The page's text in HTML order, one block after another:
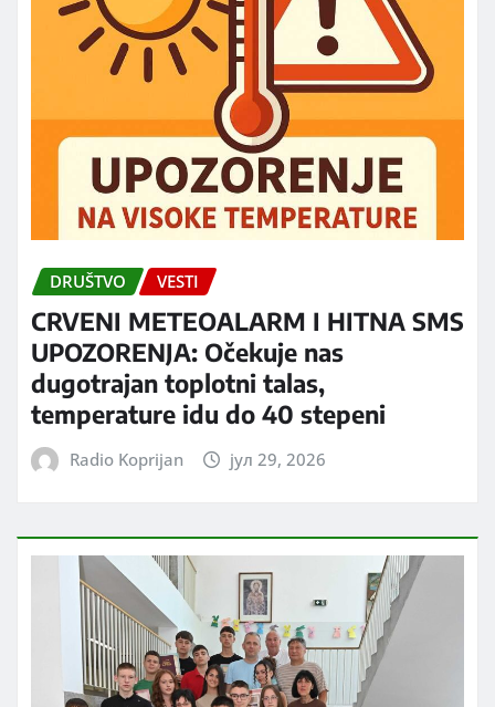
DRUŠTVO VESTI
CRVENI METEOALARM I HITNA SMS
UPOZORENJA: Očekuje nas
dugotrajan toplotni talas,
temperature idu do 40 stepeni
Radio Koprijan јул 29, 2026